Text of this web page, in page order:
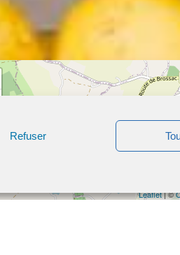
Refuser
Leaflet| ©